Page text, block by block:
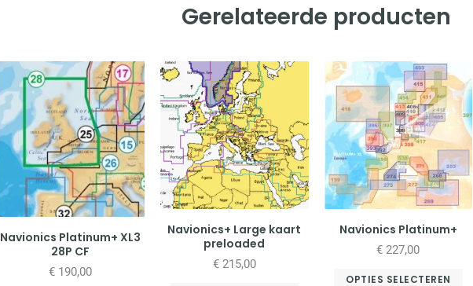
Gerelateerde producten
Navionics Platinum+ XL3
28P CF
€190,00
Navionics+ Large kaart
preloaded
€215,00
Navionics Platinum+
€ 227,00
OPTIES SELECTEREN